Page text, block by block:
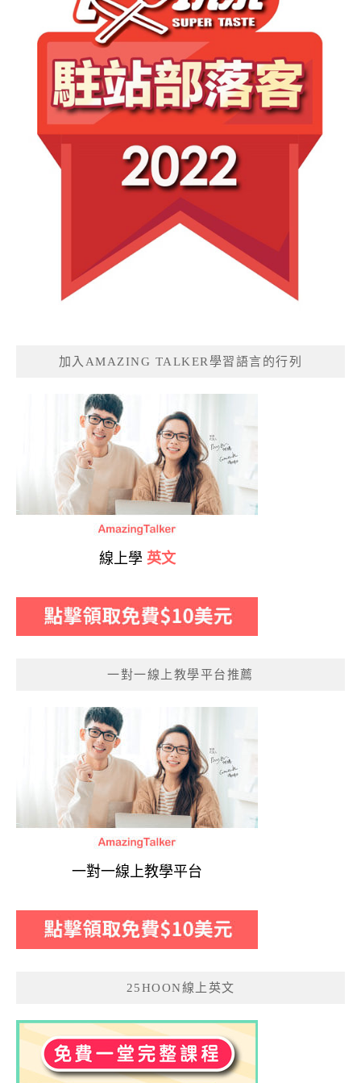
加入AMAZING TALKER學習語言的行列
線上學 英文
一對一線上教學平台推薦
一對一線上教學平台
25HOON線上英文